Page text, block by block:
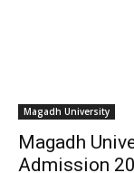
Magadh University
Magadh
Admission